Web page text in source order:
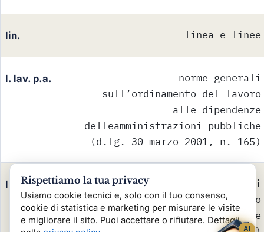
lin. linea e linee
l. lav. p.a.
norme generali
sull’ordinamento del lavoro
alle dipendenze
delleamministrazioni pubbliche
(d.lg. 30 marzo 2001, n. 165)
l. lav. pubbl.
legge quadro in materia di
lavori pubblici (l. 11 febbraio
1994, n.109 e successive
Rispettiamo la tua privacy
Usiamo cookie tecnici e, solo con il tuo consenso,
cookie di statistica e marketing per misurare le visite
e migliorare il sito. Puoi accettare o rifiutare. Dettagli
AI